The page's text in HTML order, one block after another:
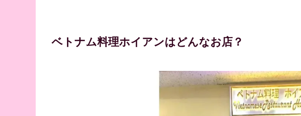
ベトナム料理ホイアンはどんなお店？